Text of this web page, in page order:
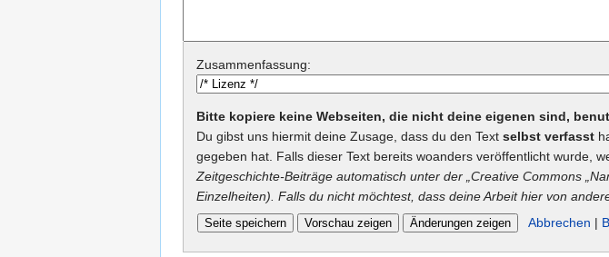
Zusammenfassung:
Bitte kopiere keine Webseiten, die nicht deine eigenen sind,
Du gibst uns hiermit deine Zusage, dass du den Text selbst verfasst
gegeben hat. Falls dieser Text bereits woanders veröffentlicht wurde,
Zeitgeschichte-Beiträge automatisch unter der „ Creative Commons
Einzelheiten). Falls du nicht möchtest, dass deine Arbeit hier von
Abbrechen |